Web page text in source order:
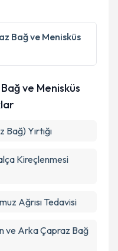
Bağ ve Menisküs
ve Menisküs
Yırtığı
Kireçlenmesi
Ağrısı Tedavisi
ve Arka Çapraz Bağ